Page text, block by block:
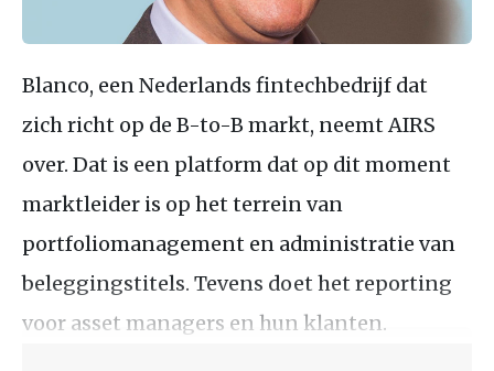
Blanco, een Nederlands fintechbedrijf dat
zich richt op de B-to-B markt, neemt AIRS
over. Dat is een platform dat op dit moment
marktleider is op het terrein van
portfoliomanagement en administratie van
beleggingstitels. Tevens doet het reporting
voor asset managers en hun klanten.